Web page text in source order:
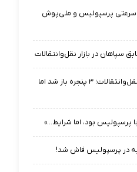
سرعتی پرسپولیس و ملی‌پوش
سپاهان در بازار نقل‌وانتقالات
نفس تازه استقلال در نقل‌وانتقالات؛ ۳ پنجره باز شد اما
پرسپولیس بود، اما شرایط…»
در پرسپولیس فاش شد!